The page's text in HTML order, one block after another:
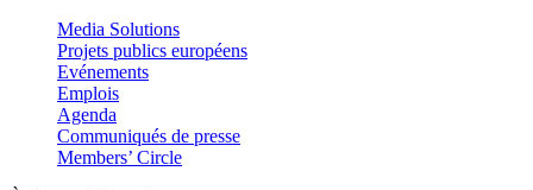
Media Solutions
Projets publics européens
Evénements
Emplois
Agenda
Communiqués de presse
Members’ Circle